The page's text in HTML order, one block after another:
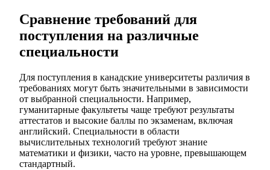
Сравнение требований для
поступления на различные
специальности
Для поступления в канадские университеты различия в
требованиях могут быть значительными в зависимости
от выбранной специальности. Например,
гуманитарные факультеты чаще требуют результаты
аттестатов и высокие баллы по экзаменам, включая
английский. Специальности в области
вычислительных технологий требуют знание
математики и физики, часто на уровне, превышающем
стандартный.